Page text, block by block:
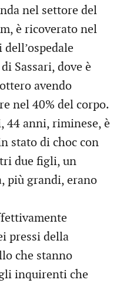
nel settore del
è ricoverato nel
Sassari, dove è
avendo
nel 40% del corpo.
44 anni, riminese, è
stato di choc con
due figli, un
più grandi, erano
pressi della
che stanno
inquirenti che